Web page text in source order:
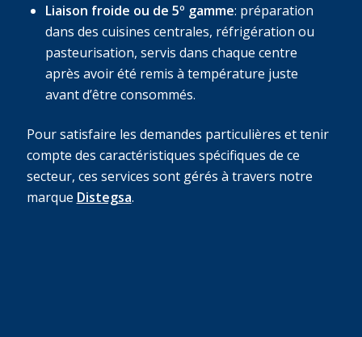
Liaison froide ou de 5º gamme: préparation
dans des cuisines centrales, réfrigération ou
pasteurisation, servis dans chaque centre
après avoir été remis à température juste
avant d’être consommés.
Pour satisfaire les demandes particulières et tenir
compte des caractéristiques spécifiques de ce
secteur, ces services sont gérés à travers notre
marque Distegsa.